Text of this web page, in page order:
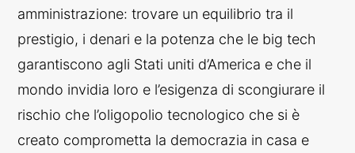
amministrazione: trovare un equilibrio tra il
prestigio, i denari e la potenza che le big tech
garantiscono agli Stati uniti d’America e che il
mondo invidia loro e l’esigenza di scongiurare il
rischio che l’oligopolio tecnologico che si è
creato comprometta la democrazia in casa e